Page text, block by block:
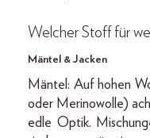
Welcher Stoff für
Mäntel & Jacken
Mäntel: Auf hohen
oder Merinowolle)
edle Optik.